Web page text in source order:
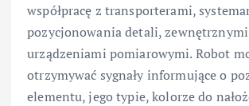
współpracę z transporterami,
pozycjonowania detali,
urządzeniami pomiarowymi. Robot
otrzymywać sygnały informujące o
elementu, jego typie, kolorze do